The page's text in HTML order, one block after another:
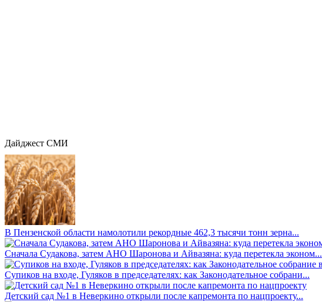
Дайджест СМИ
В Пензенской области намолотили рекордные 462,3 тысячи тонн зерна...
Сначала Судакова, затем АНО Шаронова и Айвазяна: куда перетекла эконом...
Супиков на входе, Гуляков в председателях: как Законодательное собрани...
Детский сад №1 в Неверкино открыли после капремонта по нацпроекту...